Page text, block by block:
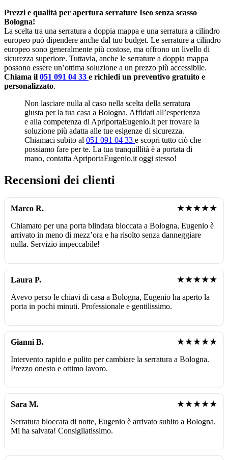
Prezzi e qualità per apertura serrature Iseo senza scasso
Bologna!
La scelta tra una serratura a doppia mappa e una serratura a cilindro
europeo può dipendere anche dal tuo budget. Le serrature a cilindro
europeo sono generalmente più costose, ma offrono un livello di
sicurezza superiore. Tuttavia, anche le serrature a doppia mappa
possono essere un’ottima soluzione a un prezzo più accessibile.
Chiama il 051 091 04 33 e richiedi un preventivo gratuito e
personalizzato.
Non lasciare nulla al caso nella scelta della serratura
giusta per la tua casa a Bologna. Affidati all’esperienza
e alla competenza di ApriportaEugenio.it per trovare la
soluzione più adatta alle tue esigenze di sicurezza.
Chiamaci subito al 051 091 04 33 e scopri tutto ciò che
possiamo fare per te. La tua tranquillità è a portata di
mano, contatta ApriportaEugenio.it oggi stesso!
Recensioni dei clienti
Marco R. ★★★★★
Chiamato per una porta blindata bloccata a Bologna, Eugenio è
arrivato in meno di mezz’ora e ha risolto senza danneggiare
nulla. Servizio impeccabile!
Laura P. ★★★★★
Avevo perso le chiavi di casa a Bologna, Eugenio ha aperto la
porta in pochi minuti. Professionale e gentilissimo.
Gianni B. ★★★★★
Intervento rapido e pulito per cambiare la serratura a Bologna.
Prezzo onesto e ottimo lavoro.
Sara M. ★★★★★
Serratura bloccata di notte, Eugenio è arrivato subito a Bologna.
Mi ha salvata! Consigliatissimo.